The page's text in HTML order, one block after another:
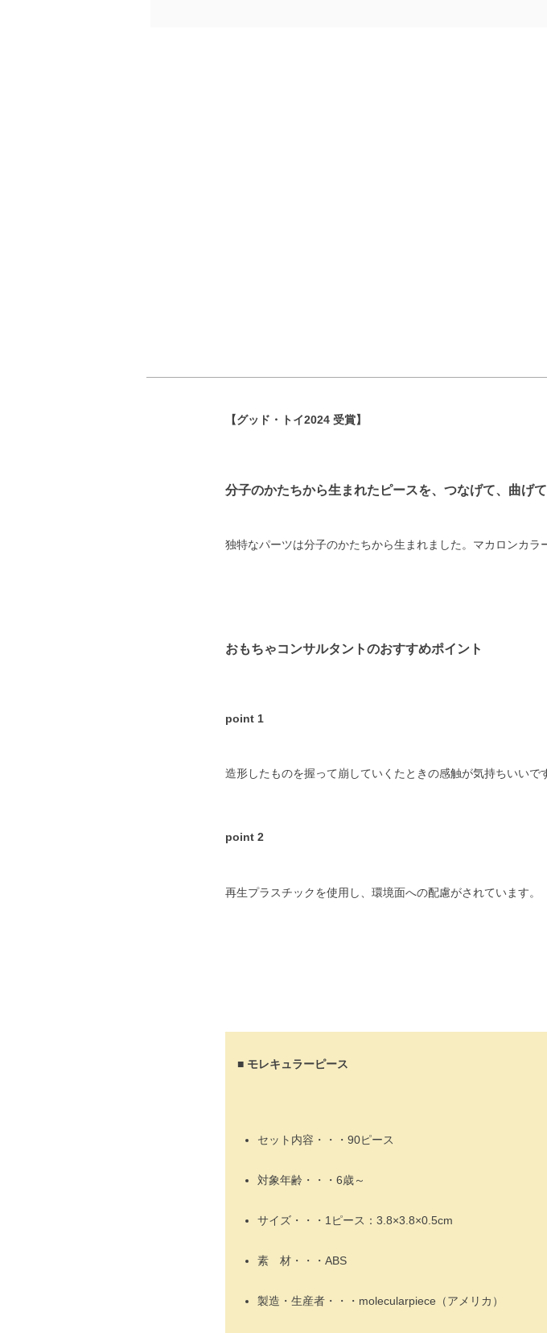
【グッド・トイ2024 受賞】
分子のかたちから生まれたピースを、つなげて、曲げ
独特なパーツは分子のかたちから生まれました。マカロンカラ
おもちゃコンサルタントのおすすめポイント
point 1
造形したものを握って崩していくたときの感触が気持ちいいで
point 2
再生プラスチックを使用し、環境面への配慮がされています。
■ モレキュラーピース
セット内容・・・90ピース
対象年齢・・・6歳～
サイズ・・・1ピース：3.8×3.8×0.5cm
素 材・・・ABS
製造・生産者・・・molecularpiece（アメリカ）